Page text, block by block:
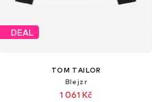
DEAL
TOM TAILOR
Blejzr
1 061 Kč